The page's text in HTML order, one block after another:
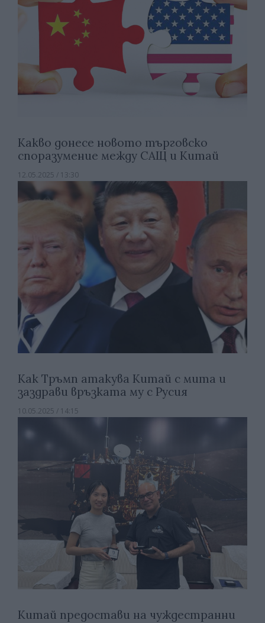
Какво донесе новото търговско
споразумение между САЩ и Китай
12.05.2025 / 13:30
Как Тръмп атакува Китай с мита и
заздрави връзката му с Русия
10.05.2025 / 14:15
Китай предостави на чуждестранни